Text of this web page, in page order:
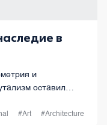
в
и
оставил
и
#Art #Architecture